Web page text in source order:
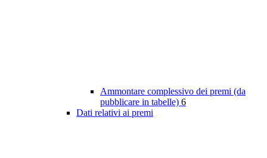
Ammontare complessivo dei premi (da
pubblicare in tabelle) 6
Dati relativi ai premi